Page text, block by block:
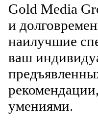
Gold Media
и
наилучшие
ваш
умениями.